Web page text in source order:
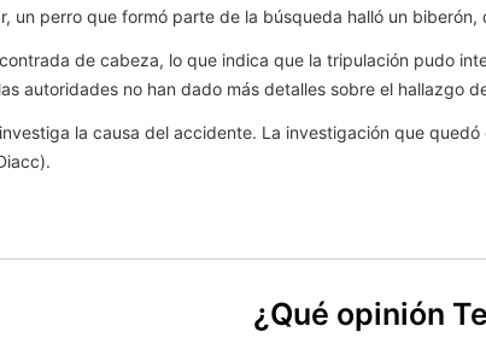
un perro que formó parte de la búsqueda halló un
de cabeza, lo que indica que la tripulación pudo
autoridades no han dado más detalles sobre el hallazgo
la causa del accidente. La investigación que
¿Qué opinión